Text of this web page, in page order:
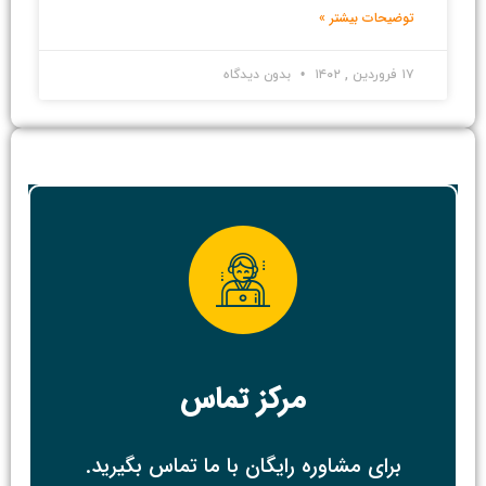
توضیحات بیشتر »
۱۷ فروردین , ۱۴۰۲ بدون دیدگاه
مرکز تماس
برای مشاوره رایگان با ما تماس بگیرید.